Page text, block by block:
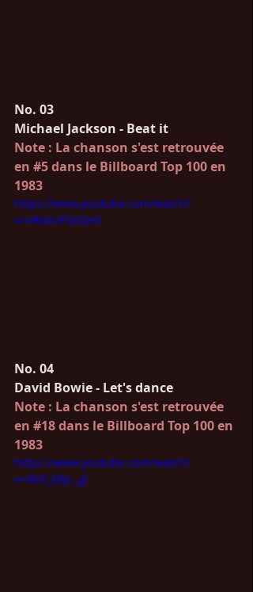
No. 03
Michael Jackson - Beat it
Note : La chanson s'est retrouvée
en #5 dans le Billboard Top 100 en
1983
https://www.youtube.com/watch?
v=oRdxUFDoQe0
No. 04
David Bowie - Let's dance
Note : La chanson s'est retrouvée
en #18 dans le Billboard Top 100 en
1983
https://www.youtube.com/watch?
v=VbD_kBJc_gI